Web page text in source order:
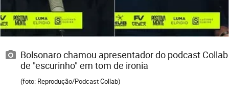
Bolsonaro chamou apresentador do podcast Collab
de "escurinho" em tom de ironia
(foto: Reprodução/Podcast Collab)